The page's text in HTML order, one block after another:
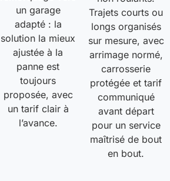
un garage
adapté : la
solution la mieux
ajustée à la
panne est
toujours
proposée, avec
un tarif clair à
l’avance.
Trajets courts ou
longs organisés
sur mesure, avec
arrimage normé,
carrosserie
protégée et tarif
communiqué
avant départ
pour un service
maîtrisé de bout
en bout.